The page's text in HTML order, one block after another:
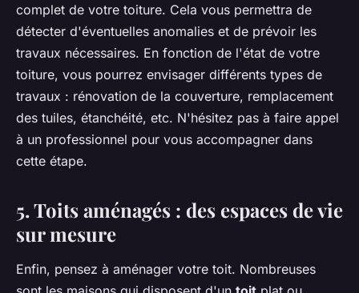
complet de votre toiture. Cela vous permettra de
détecter d'éventuelles anomalies et de prévoir les
travaux nécessaires. En fonction de l'état de votre
toiture, vous pourrez envisager différents types de
travaux : rénovation de la couverture, remplacement
des tuiles, étanchéité, etc. N'hésitez pas à faire appel
à un professionnel pour vous accompagner dans
cette étape.
5. Toits aménagés : des espaces de vie
sur mesure
Enfin, pensez à aménager votre toit. Nombreuses